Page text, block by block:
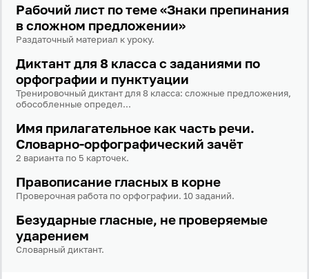
Рабочий лист по теме «Знаки препинания
в сложном предложении»
Раздаточный материал к уроку.
Диктант для 8 класса с заданиями по
орфографии и пунктуации
Тренировочный диктант для 8 класса: сложные предложения,
обособленные определ...
Имя прилагательное как часть речи.
Словарно-орфографический зачёт
2 варианта по 5 карточек.
Правописание гласных в корне
Проверочная работа по орфографии. 10 заданий.
Безударные гласные, не проверяемые
ударением
Словарный диктант.